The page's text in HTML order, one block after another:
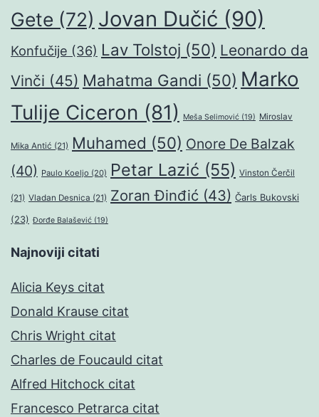
Gete (72) Jovan Dučić (90)
Konfučije (36) Lav Tolstoj (50) Leonardo da
Vinči (45) Mahatma Gandi (50) Marko
Tulije Ciceron (81) Meša Selimović (19) Miroslav
Mika Antić (21) Muhamed (50) Onore De Balzak
(40) Paulo Koeljo (20) Petar Lazić (55) Vinston Čerčil
(21) Vladan Desnica (21) Zoran Đinđić (43) Čarls Bukovski
(23) Đorđe Balašević (19)
Najnoviji citati
Alicia Keys citat
Donald Krause citat
Chris Wright citat
Charles de Foucauld citat
Alfred Hitchock citat
Francesco Petrarca citat